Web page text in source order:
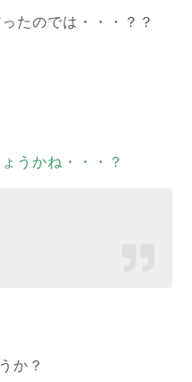
たのでは・・・？？
うかね・・・？
か？